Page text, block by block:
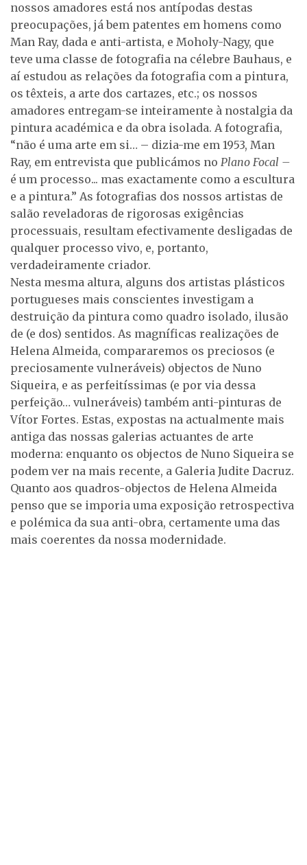
nossos amadores está nos antípodas destas
preocupações, já bem patentes em homens como
Man Ray, dada e anti-artista, e Moholy-Nagy, que
teve uma classe de fotografia na célebre Bauhaus, e
aí estudou as relações da fotografia com a pintura,
os têxteis, a arte dos cartazes, etc.; os nossos
amadores entregam-se inteiramente à nostalgia da
pintura académica e da obra isolada. A fotografia,
“não é uma arte em si… – dizia-me em 1953, Man
Ray, em entrevista que publicámos no Plano Focal –
é um processo... mas exactamente como a escultura
e a pintura.” As fotografias dos nossos artistas de
salão reveladoras de rigorosas exigências
processuais, resultam efectivamente desligadas de
qualquer processo vivo, e, portanto,
verdadeiramente criador.
Nesta mesma altura, alguns dos artistas plásticos
portugueses mais conscientes investigam a
destruição da pintura como quadro isolado, ilusão
de (e dos) sentidos. As magníficas realizações de
Helena Almeida, compararemos os preciosos (e
preciosamente vulneráveis) objectos de Nuno
Siqueira, e as perfeitíssimas (e por via dessa
perfeição… vulneráveis) também anti-pinturas de
Vítor Fortes. Estas, expostas na actualmente mais
antiga das nossas galerias actuantes de arte
moderna: enquanto os objectos de Nuno Siqueira se
podem ver na mais recente, a Galeria Judite Dacruz.
Quanto aos quadros-objectos de Helena Almeida
penso que se imporia uma exposição retrospectiva
e polémica da sua anti-obra, certamente uma das
mais coerentes da nossa modernidade.